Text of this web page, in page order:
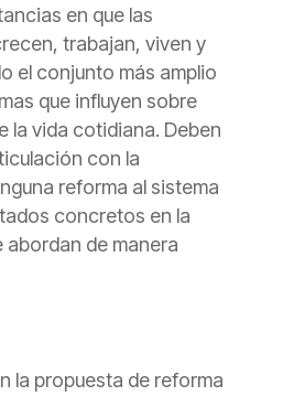
en que las
trabajan, viven y
el conjunto más amplio
que influyen sobre
la vida cotidiana. Deben
con la
reforma al sistema
concretos en la
de manera
la propuesta de reforma